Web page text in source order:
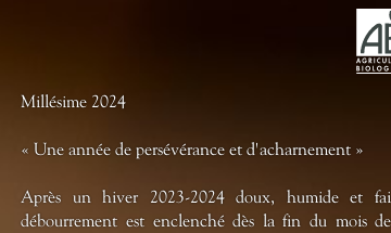
Millésime 2024
« Une année de persévérance et d'acharnement »
Après un hiver 2023-2024 doux, humide et
débourrement est enclenché dès la fin du mois